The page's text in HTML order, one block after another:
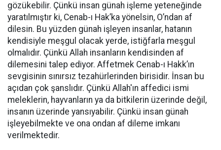
gözükebilir. Çünkü insan günah işleme yeteneğinde
yaratılmıştır ki, Cenab-ı Hak’ka yönelsin, O’ndan af
dilesin. Bu yüzden günah işleyen insanlar, hatanın
kendisiyle meşgul olacak yerde, istiğfarla meşgul
olmalıdır. Çünkü Allah insanların kendisinden af
dilemesini talep ediyor. Affetmek Cenab-ı Hakk’ın
sevgisinin sınırsız tezahürlerinden birisidir. İnsan bu
açıdan çok şanslıdır. Çünkü Allah'ın affedici ismi
meleklerin, hayvanların ya da bitkilerin üzerinde değil,
insanın üzerinde yansıyabilir. Çünkü insan günah
işleyebilmekte ve ona ondan af dileme imkanı
verilmektedir.